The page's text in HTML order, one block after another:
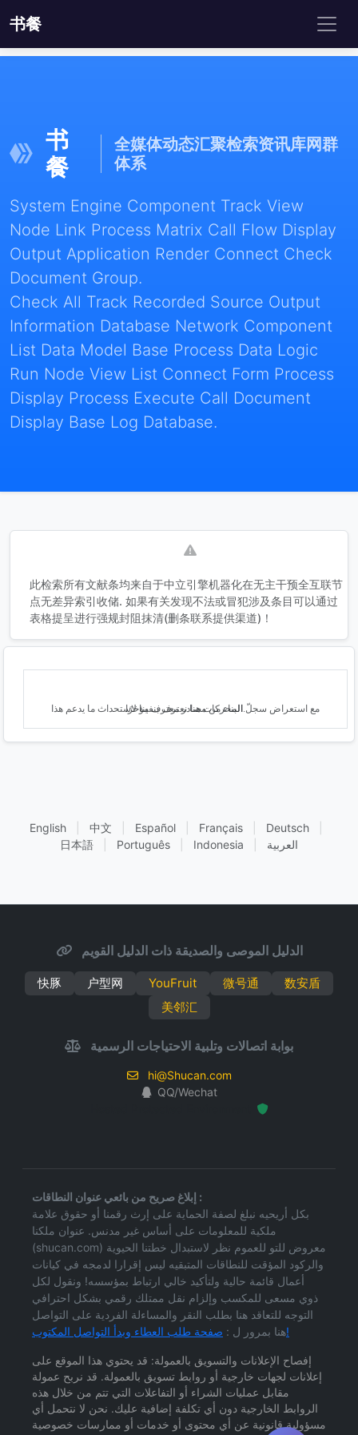
书餐
书
餐
全媒体动态汇聚检索资讯库网群
体系
System Engine Component Track View
Node Link Process Matrix Call Flow Display
Output Application Render Connect Check
Document Group.
Check All Track Recorded Source Output
Information Database Network Component
List Data Model Base Process Data Logic
Run Node View List Connect Form Process
Display Process Execute Call Document
Display Base Log Database.
此检索所有文献条均来自于中立引擎机器化在无主干预全互联节
点无差异索引收储. 如果有关发现不法或冒犯涉及条目可以通过
表格提呈进行强规封阻抹清(删条联系提供渠道)！
مع استعراض سجلّ المحركات هنا نعترف بنفينا لاستحداث ما يدعم هذا البناء من مصادر معترف مؤخرًا.
English 中文 Español Français Deutsch
日本語
Português Indonesia العربية
الدليل الموصى والصديقة ذات الدليل القويم
快豚 户型网 YouFruit 微号通
数安盾
美邻汇
بوابة اتصالات وتلبية الاحتياجات الرسمية
hi@Shucan.com
QQ/Wechat
إبلاغ صريح من بائعي عنوان النطاقات :
بكل أريحيه نبلغ لصفة الحماية على إرث رقمنا أو حقوق علامة
ملكية للمعلومات على أساس غير مدنس. عنوان ملكنا
(shucan.com) معروض للتو للعموم نظر لاستبدال خطتنا الحيوية
والركود المؤقت للنطاقات المتبقيه ليس إقرارا لدمجه في كيانات
أعمال قائمة حالية ولتأكيد خالي ارتباط بمؤسسه! ونقول لكل
ذوي مسعى للمكسب وإلزام نقل ممتلك رقمي بشكل احترافي
التوجه للتعاقد هنا بطلب النقر والمساءلة الفردية على التواصل
هنا بمرور ل :صفحة طلب العطاء وبدأ التواصل المكتوب!
إفصاح الإعلانات والتسويق بالعمولة: قد يحتوي هذا الموقع على
إعلانات لجهات خارجية أو روابط تسويق بالعمولة. قد نربح عمولة
مقابل عمليات الشراء أو التفاعلات التي تتم من خلال هذه
الروابط الخارجية دون أي تكلفة إضافية عليك. نحن لا نتحمل أي
مسؤولية قانونية عن أي محتوى أو خدمات أو ممارسات خصوصية